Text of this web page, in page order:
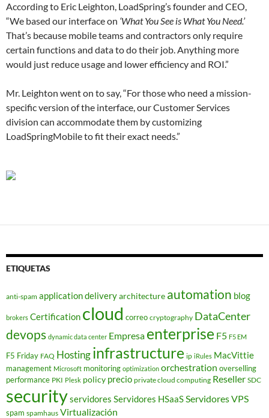
According to Eric Leighton, LoadSpring’s founder and CEO,
“We based our interface on ‘What You See is What You Need.’
That’s because mobile teams and contractors only require
certain functions and data to do their job. Anything more
would just reduce usage and lower efficiency and ROI.”
Mr. Leighton went on to say, “For those who need a mission-
specific version of the interface, our Customer Services
division can accommodate them by customizing
LoadSpringMobile to fit their exact needs.”
ETIQUETAS
anti-spam application deliveryarchitecture automation blog
brokers Certification cloud correo cryptography DataCenter
devops dynamic data center Empresa enterprise F5 F5 EM
F5 Friday FAQ Hostinginfrastructure ip iRules MacVittie
management Microsoft monitoring optimization orchestration overselling
performance PKI Plesk policy precio private cloud computing Reseller SDC
securityservidores Servidores HSaaSServidores VPS
spam spamhaus Virtualización